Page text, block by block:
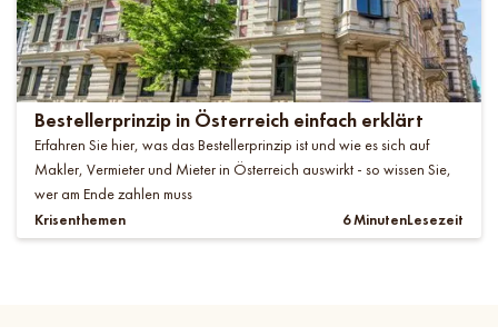
Bestellerprinzip in Österreich einfach erklärt
Erfahren Sie hier, was das Bestellerprinzip ist und wie es sich auf
Makler, Vermieter und Mieter in Österreich auswirkt - so wissen Sie,
wer am Ende zahlen muss
Krisenthemen 6 MinutenLesezeit